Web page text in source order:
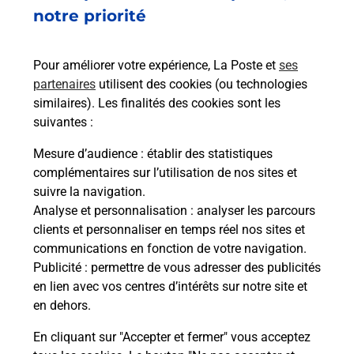
notre priorité
Pour améliorer votre expérience, La Poste et ses
partenaires utilisent des cookies (ou technologies
similaires). Les finalités des cookies sont les
suivantes :
Mesure d’audience : établir des statistiques
complémentaires sur l’utilisation de nos sites et
suivre la navigation.
Analyse et personnalisation : analyser les parcours
clients et personnaliser en temps réel nos sites et
communications en fonction de votre navigation.
Publicité : permettre de vous adresser des publicités
en lien avec vos centres d’intérêts sur notre site et
en dehors.
En cliquant sur "Accepter et fermer" vous acceptez
55 ALLEE JEHAN RICTUS
En savoir plus
Malin !
La Poste
en ligne
Ouvert 24h/24
En savoir plus